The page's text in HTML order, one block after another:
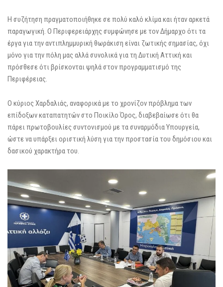
Η συζήτηση πραγματοποιήθηκε σε πολύ καλό κλίμα και ήταν αρκετά
παραγωγική. Ο Περιφερειάρχης συμφώνησε με τον Δήμαρχο ότι τα
έργα για την αντιπλημμυρική θωράκιση είναι ζωτικής σημασίας, όχι
μόνο για την πόλη μας αλλά συνολικά για τη Δυτική Αττική και
πρόσθεσε ότι βρίσκονται ψηλά στον προγραμματισμό της
Περιφέρειας.
Ο κύριος Χαρδαλιάς, αναφορικά με το χρονίζον πρόβλημα των
επίδοξων καταπατητών στο Ποικίλο Όρος, διαβεβαίωσε ότι θα
πάρει πρωτοβουλίες συντονισμού με τα συναρμόδια Υπουργεία,
ώστε να υπάρξει οριστική λύση για την προστασία του δημόσιου και
δασικού χαρακτήρα του.